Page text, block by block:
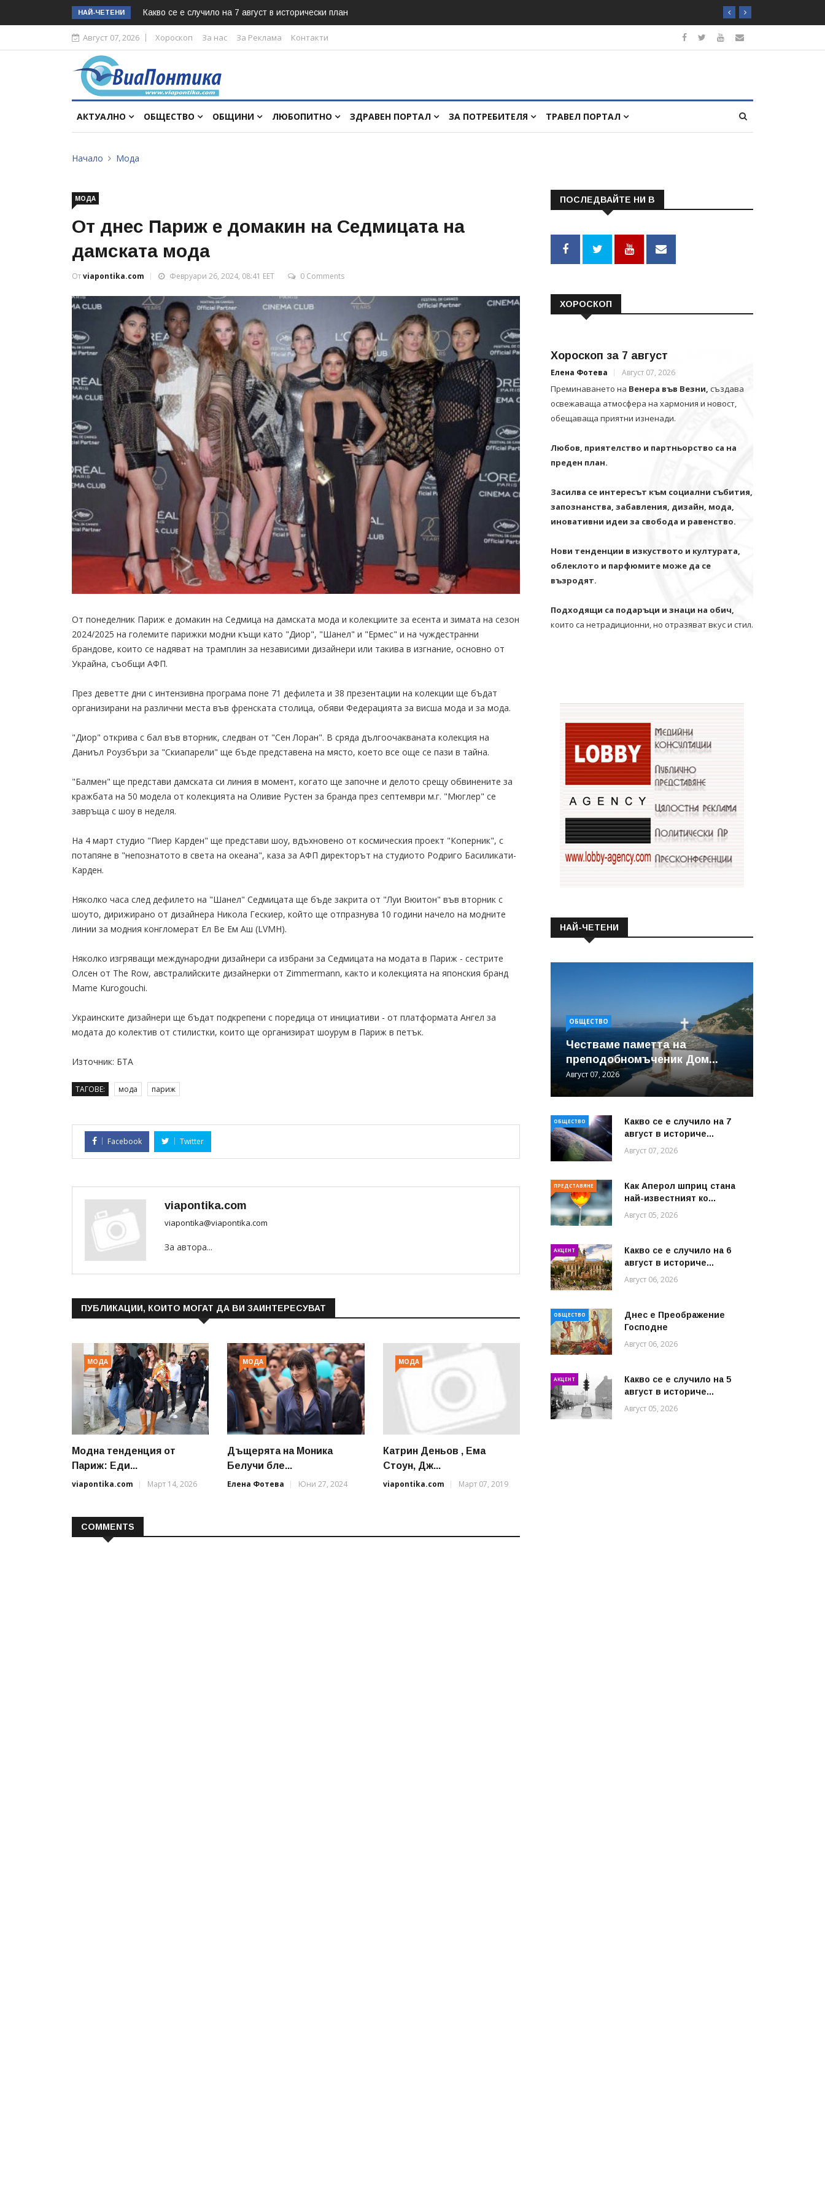
НАЙ-ЧЕТЕНИ Какво се е случило на 7 август в исторически план
Август 07, 2026 Хороскоп За нас За Реклама Контакти
АКТУАЛНО ОБЩЕСТВО ОБЩИНИ ЛЮБОПИТНО ЗДРАВЕН ПОРТАЛ ЗА ПОТРЕБИТЕЛЯ ТРАВЕЛ ПОРТАЛ
Начало Мода
МОДА
От днес Париж е домакин на Седмицата на
дамската мода
Отviapontika.com Февруари 26, 2024, 08:41 EET 0 Comments
От понеделник Париж е домакин на Седмица на дамската мода и колекциите за есента и зимата на сезон
2024/2025 на големите парижки модни къщи като "Диор", "Шанел" и "Ермес" и на чуждестранни
брандове, които се надяват на трамплин за независими дизайнери или такива в изгнание, основно от
Украйна, съобщи АФП.
През деветте дни с интензивна програма поне 71 дефилета и 38 презентации на колекции ще бъдат
организирани на различни места във френската столица, обяви Федерацията за висша мода и за мода.
"Диор" открива с бал във вторник, следван от "Сен Лоран". В сряда дългоочакваната колекция на
Даниъл Роузбъри за "Скиапарели" ще бъде представена на място, което все още се пази в тайна.
"Балмен" ще представи дамската си линия в момент, когато ще започне и делото срещу обвинените за
кражбата на 50 модела от колекцията на Оливие Рустен за бранда през септември м.г. "Мюглер" се
завръща с шоу в неделя.
На 4 март студио "Пиер Карден" ще представи шоу, вдъхновено от космическия проект "Коперник", с
потапяне в "непознатото в света на океана", каза за АФП директорът на студиото Родриго Басиликати-
Карден.
Няколко часа след дефилето на "Шанел" Седмицата ще бъде закрита от "Луи Вюитон" във вторник с
шоуто, дирижирано от дизайнера Никола Гескиер, който ще отпразнува 10 години начело на модните
линии за модния конгломерат Ел Ве Ем Аш (LVMH).
Няколко изгряващи международни дизайнери са избрани за Седмицата на модата в Париж - сестрите
Олсен от The Row, австралийските дизайнерки от Zimmermann, както и колекцията на японския бранд
Mame Kurogouchi.
Украинските дизайнери ще бъдат подкрепени с поредица от инициативи - от платформата Ангел за
модата до колектив от стилистки, които ще организират шоурум в Париж в петък.
Източник: БТА
ТАГОВЕ: мода париж
Facebook Twitter
viapontika.com
viapontika@viapontika.com
За автора...
ПУБЛИКАЦИИ, КОИТО МОГАТ ДА ВИ ЗАИНТЕРЕСУВАТ
МОДА
Модна тенденция от
Париж: Еди...
viapontika.com
Март 14, 2026
МОДА
Дъщерята на Моника
Белучи бле...
Елена Фотева
Юни 27, 2024
МОДА
Катрин Деньов , Ема
Стоун, Дж...
viapontika.com
Март 07, 2019
COMMENTS
ПОСЛЕДВАЙТЕ НИ В
ХОРОСКОП
Хороскоп за 7 август
Елена Фотева Август 07, 2026
Преминаването на Венера във Везни, създава
освежаваща атмосфера на хармония и новост,
обещаваща приятни изненади.
Любов, приятелство и партньорство са на
преден план.
Засилва се интересът към социални събития,
запознанства, забавления, дизайн, мода,
иновативни идеи за свобода и равенство.
Нови тенденции в изкуството и културата,
облеклото и парфюмите може да се
възродят.
Подходящи са подаръци и знаци на обич,
които са нетрадиционни, но отразяват вкус и стил.
НАЙ-ЧЕТЕНИ
ОБЩЕСТВО
Честваме паметта на
преподобномъченик Дом...
Август 07, 2026
ОБЩЕСТВО
Какво се е случило на 7
август в историче...
Август 07, 2026
ПРЕДСТАВЯНЕ
Как Аперол шприц стана
най-известният ко...
Август 05, 2026
АКЦЕНТ
Какво се е случило на 6
август в историче...
Август 06, 2026
ОБЩЕСТВО
Днес е Преображение
Господне
Август 06, 2026
АКЦЕНТ
Какво се е случило на 5
август в историче...
Август 05, 2026